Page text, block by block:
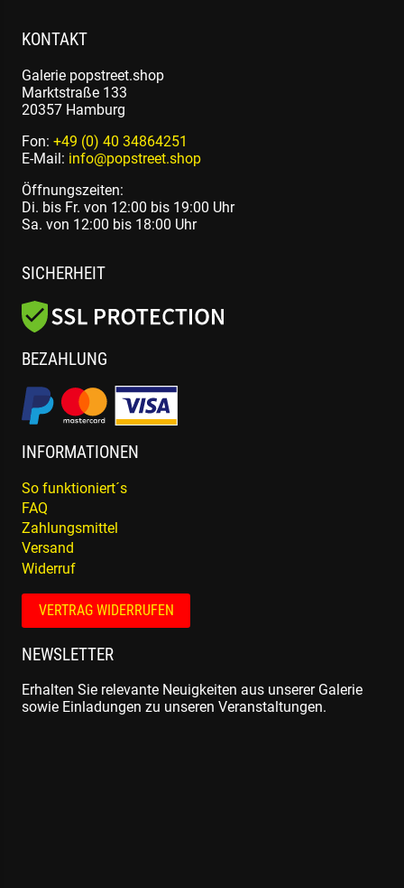
KONTAKT
Galerie popstreet.shop
Marktstraße 133
20357 Hamburg
Fon: +49 (0) 40 34864251
E-Mail: info@popstreet.shop
Öffnungszeiten:
Di. bis Fr. von 12:00 bis 19:00 Uhr
Sa. von 12:00 bis 18:00 Uhr
SICHERHEIT
BEZAHLUNG
INFORMATIONEN
So funktioniert´s
FAQ
Zahlungsmittel
Versand
Widerruf
VERTRAG WIDERRUFEN
NEWSLETTER
Erhalten Sie relevante Neuigkeiten aus unserer Galerie
sowie Einladungen zu unseren Veranstaltungen.